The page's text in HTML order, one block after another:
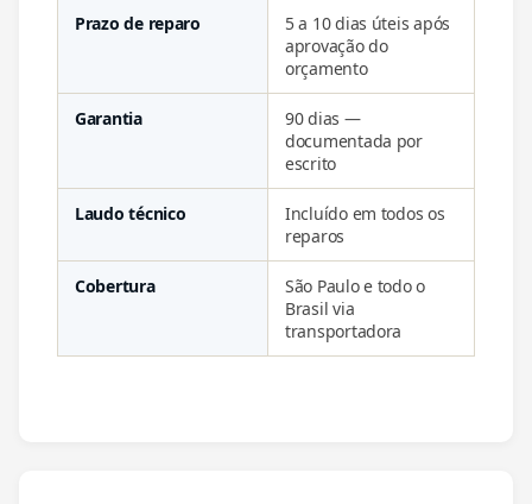
Prazo de reparo
5 a 10 dias úteis após
aprovação do
orçamento
Garantia
90 dias —
documentada por
escrito
Laudo técnico
Incluído em todos os
reparos
Cobertura
São Paulo e todo o
Brasil via
transportadora